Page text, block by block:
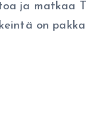
ja matkaa
on